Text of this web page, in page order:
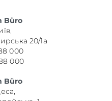
Büro
20/1а
000
000
Büro